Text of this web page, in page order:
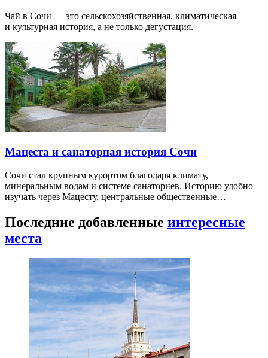
Чай в Сочи — это сельскохозяйственная, климатическая
и культурная история, а не только дегустация.
Мацеста и санаторная история Сочи
Сочи стал крупным курортом благодаря климату,
минеральным водам и системе санаториев. Историю удобно
изучать через Мацесту, центральные общественные…
Последние добавленные интересные
места